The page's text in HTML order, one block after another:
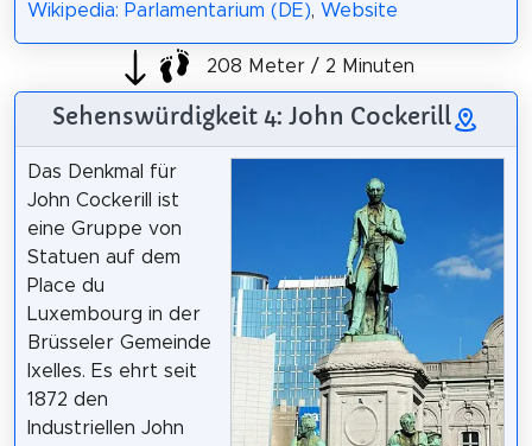
Wikipedia: Parlamentarium (DE), Website
208 Meter / 2 Minuten
Sehenswürdigkeit 4: John Cockerill
Das Denkmal für
John Cockerill ist
eine Gruppe von
Statuen auf dem
Place du
Luxembourg in der
Brüsseler Gemeinde
Ixelles. Es ehrt seit
1872 den
Industriellen John